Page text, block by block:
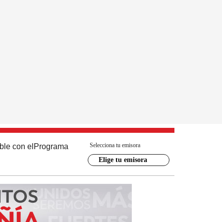
con el Programa Selecciona tu emisora
Elige tu emisora